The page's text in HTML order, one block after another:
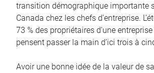
transition démographique importante
Canada chez les chefs d’entreprise.
73 % des propriétaires d’une
pensent passer la main d’ici trois à
Avoir une bonne idée de la valeur de